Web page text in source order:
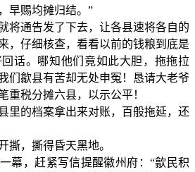
早赐均摊归结。”
将通告发了下去，让各县速将各自的
，仔细核查，看看以前的钱粮到底是
话。哪知他们竟如此大胆，拖拖拉
们歙县有苦却无处申冤！恳请大老爷
重税分摊六县，以示公平！
里的档案拿出来对账，百般拖延，还
撕，撕得昏天黑地。
幕，赶紧写信提醒徽州府：“歙民积